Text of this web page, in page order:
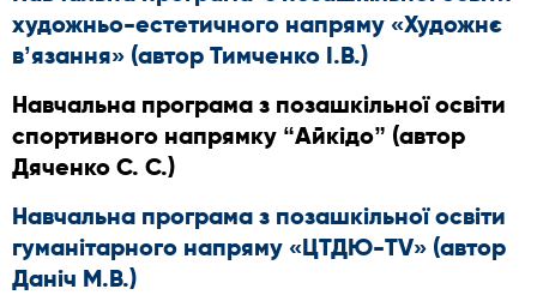
художньо-естетичного напряму «Художнє
в’язання» (автор Тимченко І.В.)
Навчальна програма з позашкільної освіти
спортивного напрямку “Айкідо” (автор
Дяченко С. С.)
Навчальна програма з позашкільної освіти
гуманітарного напряму «ЦТДЮ-TV» (автор
Даніч М.В.)